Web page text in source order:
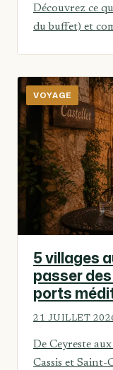
Découvrez ce
du buffet) et
VOYAGE
5 villages
passer
ports
21 JUILLET
De Ceyreste
Cassis et Saint-